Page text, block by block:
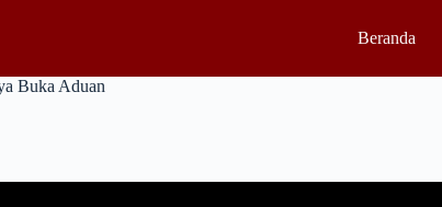
Beranda
Buka Aduan